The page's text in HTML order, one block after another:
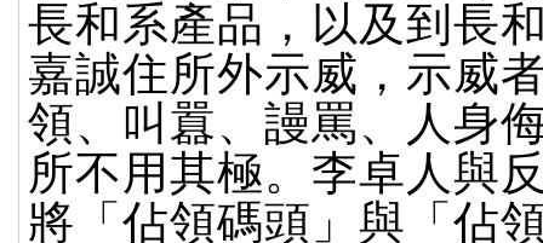
長和系產品，以及到長
嘉誠住所外示威，示威
領、叫囂、謾罵、人
所不用其極。李卓人與
將「佔領碼頭」與「佔